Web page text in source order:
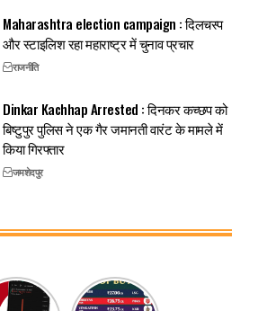
Maharashtra election campaign : दिलचस्प
और स्टाइलिश रहा महाराष्ट्र में चुनाव प्रचार
राजनीति
Dinkar Kachhap Arrested : दिनकर कच्छप को
बिष्टुपुर पुलिस ने एक गैर जमानती वारंट के मामले में
किया गिरफ्तार
जमशेदपुर